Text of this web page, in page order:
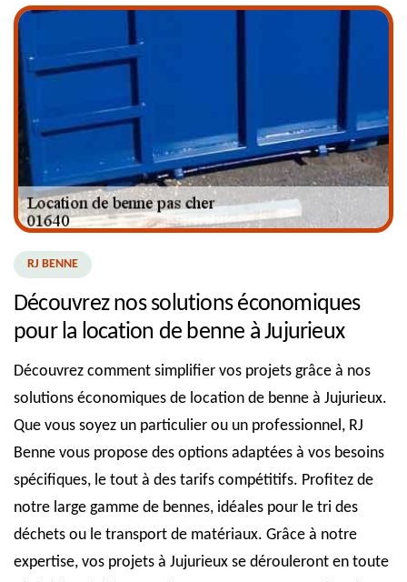
RJ BENNE
Découvrez nos solutions économiques
pour la location de benne à Jujurieux
Découvrez comment simplifier vos projets grâce à nos
solutions économiques de location de benne à Jujurieux.
Que vous soyez un particulier ou un professionnel, RJ
Benne vous propose des options adaptées à vos besoins
spécifiques, le tout à des tarifs compétitifs. Profitez de
notre large gamme de bennes, idéales pour le tri des
déchets ou le transport de matériaux. Grâce à notre
expertise, vos projets à Jujurieux se dérouleront en toute